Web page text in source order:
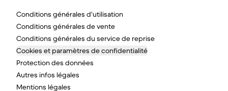
Conditions générales d'utilisation
Conditions générales de vente
Conditions générales du service de reprise
Cookies et paramètres de confidentialité
Protection des données
Autres infos légales
Mentions légales